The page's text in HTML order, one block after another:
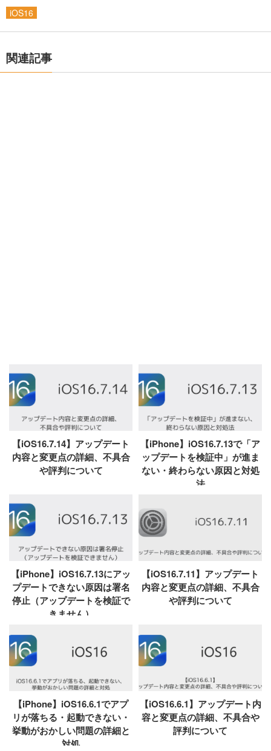
iOS16
関連記事
【iOS16.7.14】アップデート
内容と変更点の詳細、不具合
や評判について
【iPhone】iOS16.7.13で「ア
ップデートを検証中」が進ま
ない・終わらない原因と対処
法
【iPhone】iOS16.7.13にアッ
プデートできない原因は署名
停止（アップデートを検証で
きません）
【iOS16.7.11】アップデート
内容と変更点の詳細、不具合
や評判について
【iPhone】iOS16.6.1でアプ
リが落ちる・起動できない・
挙動がおかしい問題の詳細と
対処
【iOS16.6.1】アップデート内
容と変更点の詳細、不具合や
評判について